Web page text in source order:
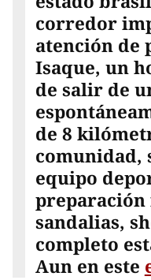
corredor
atención de
Isaque, un
de salir de
de 8
comunidad,
equipo
sandalias,
completo
Aun en este